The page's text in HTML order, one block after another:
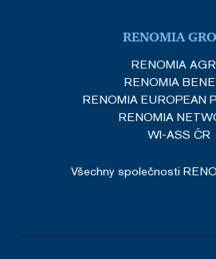
RENOMIA
RENOMIA
RENOMIA
RENOMIA EUROPEAN
RENOMIA
WI-ASS ČR
Všechny společnosti